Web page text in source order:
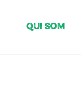
Qui Som